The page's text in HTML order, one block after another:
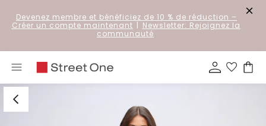
Devenez membre et bénéficiez de 10 % de réduction –
Créer un compte maintenant | Newsletter: Rejoignez la
communauté